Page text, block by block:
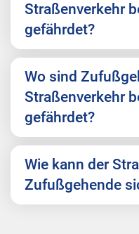
Straßenverkehr
gefährdet?
Wo sind
Straßenverkehr
gefährdet?
Wie kann der
Zufußgehende